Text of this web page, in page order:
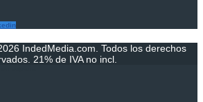
IndedMedia.com. Todos los derechos
21% de IVA no incl.